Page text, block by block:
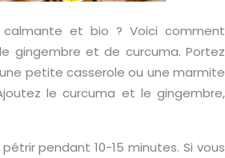
calmante et bio ? Voici comment
gingembre et de curcuma. Portez
petite casserole ou une marmite
le curcuma et le gingembre,
pendant 10-15 minutes. Si vous